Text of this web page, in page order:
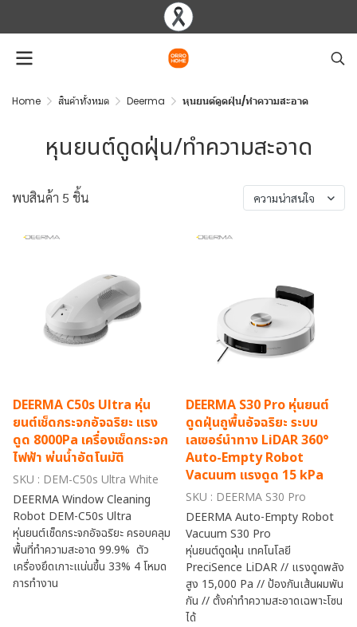
Home สินค้าทั้งหมด Deerma หุนยนต์ดูดฝุ่น/ทำความสะอาด
หุนยนต์ดูดฝุ่น/ทำความสะอาด
พบสินค้า 5 ชิ้น ความน่าสนใจ
DEERMA C50s Ultra หุ่น
ยนต์เช็ดกระจกอัจฉริยะ แรง
ดูด 8000Pa เครื่องเช็ดกระจก
ไฟฟ้า พ่นน้ำอัตโนมัติ
SKU : DEM-C50s Ultra White
DEERMA Window Cleaning
Robot DEM-C50s Ultra
หุ่นยนต์เช็ดกระจกอัจฉริยะ ครอบคลุม
พื้นที่ทำความสะอาด 99.9% ตัว
เครื่องยึดเกาะแน่นขึ้น 33% 4 โหมด
การทำงาน
DEERMA S30 Pro หุ่นยนต์
ดูดฝุ่นถูพื้นอัจฉริยะ ระบบ
เลเซอร์นำทาง LiDAR 360°
Auto-Empty Robot
Vacuum แรงดูด 15 kPa
SKU : DEERMA S30 Pro
DEERMA Auto-Empty Robot
Vacuum S30 Pro
หุ่นยนต์ดูดฝุ่น เทคโนโลยี
PreciSence LiDAR // แรงดูดพลัง
สูง 15,000 Pa // ป้องกันเส้นผมพัน
กัน // ตั้งค่าทำความสะอาดเฉพาะโซน
ได้